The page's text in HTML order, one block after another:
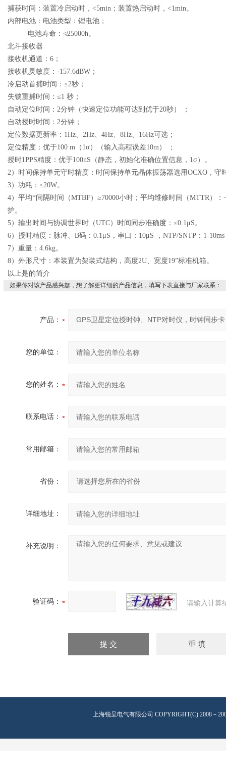
捕获时间：装置冷启动时，<5min；装置热启动时，<1min。
内部电池：电池类型：锂电池；
电池寿命：≮25000h。
北斗接收器
接收机通道： 6；
接收机灵敏度： -157.6dBW；
冷启动首捕时间： ≤2秒；
失锁重捕时间： ≤1 秒；
自动定位时间： 2分钟 （快速定位功能可达到优于20秒）
；
自动授时时间： 2分钟；
定位数据更新率： 1Hz、 2Hz、 4Hz、 8Hz、 16Hz可选；
定位精度：优于100 m（1σ）（输入高程误差10m）
；
授时1PPS精度：优于100nS （静态，初始化准确位置信息， 1σ） 。
2） 时间保持单元守时精度：时间保持单元晶体振荡器选用OCXO，守
3）功耗：≤20W。
4）平均*间隔时间（MTBF）≥70000小时；平均维修时间（MTTR）：
护。
5）输出时间与协调世界时（UTC）时间同步准确度：≤0.1μS。
6） 授时精度： 脉冲、B码：0.1μS ， 串口 ： 10μS ， NTP/SNTP： 1-10ms
7） 重量： 4.6kg。
8）外形尺寸：本装置为架装式结构，高度2U、宽度19”标准机箱。
以上是的简介
如果你对该产品感兴趣，想了解更详细的产品信息，填写下表直接与厂家联系：
产品：
您的单位：
您的姓名：
联系电话：
常用邮箱：
省份：
详细地址：
补充说明：
验证码： 请输入计算
上海锐呈电气有限公司 COPYRIGHT(C) 2008－